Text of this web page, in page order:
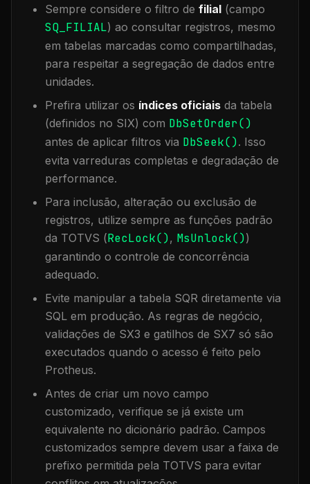
Sempre considere o filtro de filial (campo
SQ_FILIAL) ao consultar registros, mesmo
em tabelas marcadas como compartilhadas,
para respeitar a segregação de dados entre
unidades.
Prefira utilizar os índices oficiais da tabela
(definidos no SIX) com DbSetOrder()
antes de aplicar filtros via DbSeek(). Isso
evita varreduras completas e degradação de
performance.
Para inclusão, alteração ou exclusão de
registros, utilize sempre as funções padrão
da TOTVS (RecLock(), MsUnlock())
garantindo o controle de concorrência
adequado.
Evite manipular a tabela SQR diretamente via
SQL em produção. As regras de negócio,
validações de SX3 e gatilhos de SX7 só são
executados quando o acesso é feito pelo
Protheus.
Antes de criar um novo campo
customizado, verifique se já existe um
equivalente no dicionário padrão. Campos
customizados sempre devem usar a faixa de
prefixo permitida pela TOTVS para evitar